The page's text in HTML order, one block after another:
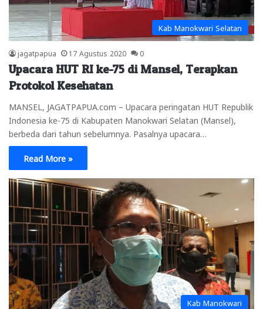
Kab Manokwari Selatan
jagatpapua 17 Agustus 2020 0
Upacara HUT RI ke-75 di Mansel, Terapkan
Protokol Kesehatan
MANSEL, JAGATPAPUA.com – Upacara peringatan HUT Republik
Indonesia ke-75 di Kabupaten Manokwari Selatan (Mansel),
berbeda dari tahun sebelumnya. Pasalnya upacara…
Read More »
Kab Manokwari